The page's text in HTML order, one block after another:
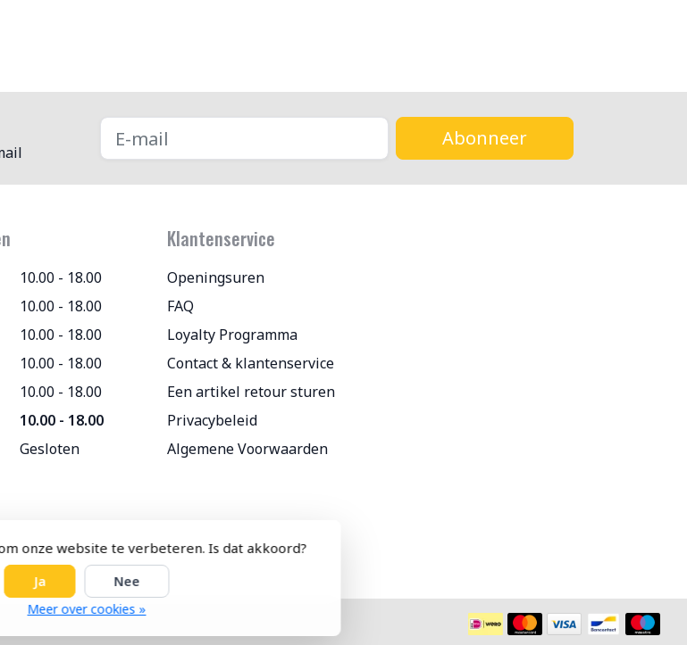
onze website te verbeteren. Is dat akkoord?
Ja
Nee
Meer over cookies »
Abonneer
10.00 - 18.00
10.00 - 18.00
10.00 - 18.00
10.00 - 18.00
10.00 - 18.00
10.00 - 18.00
Gesloten
Klantenservice
Openingsuren
FAQ
Loyalty Programma
Contact & klantenservice
Een artikel retour sturen
Privacybeleid
Algemene Voorwaarden